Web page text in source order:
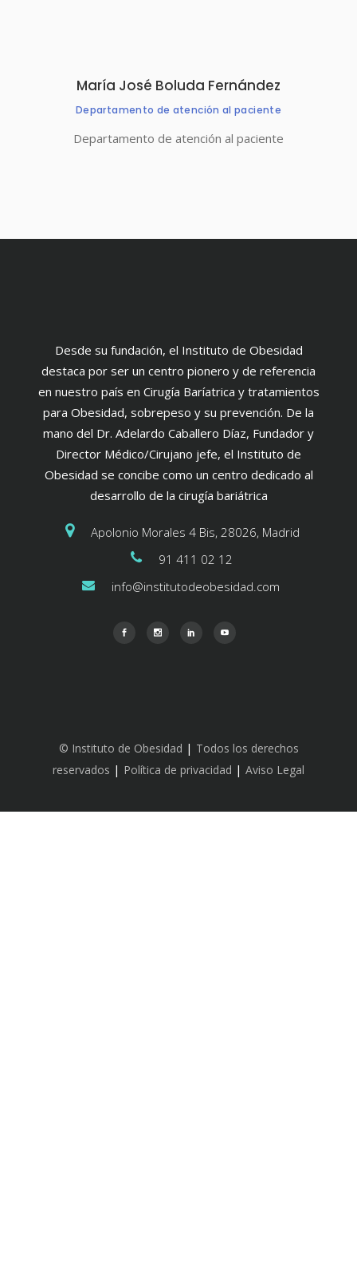
María José Boluda Fernández
Departamento de atención al paciente
Departamento de atención al paciente
Desde su fundación, el Instituto de Obesidad
destaca por ser un centro pionero y de referencia
en nuestro país en Cirugía Baríatrica y tratamientos
para Obesidad, sobrepeso y su prevención. De la
mano del Dr. Adelardo Caballero Díaz, Fundador y
Director Médico/Cirujano jefe, el Instituto de
Obesidad se concibe como un centro dedicado al
desarrollo de la cirugía bariátrica
Apolonio Morales 4 Bis, 28026, Madrid
91 411 02 12
info@institutodeobesidad.com
© Instituto de Obesidad | Todos los derechos
reservados | Política de privacidad | Aviso Legal